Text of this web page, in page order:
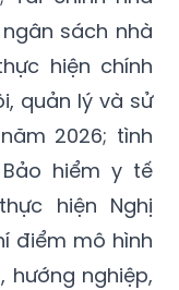
sách nhà
hiện chính
quản lý và sử
2026; tình
hiểm y tế
hiện Nghị
điểm mô hình
nghiệp,